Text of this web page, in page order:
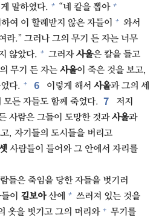
말하였다. + “네 칼을 뽑아 +
여 이 할례받지 않은 자들이 + 와서
라.” 그러나 그의 무기 든 자는 너무
않았다. + 그러자사울은 칼을 들고
무기 든 자는 사울이 죽은 것을 보고,
다. + 6⁠ 이렇게 해서 사울과 그의 세
모든 자들도 함께 죽었다. 7⁠
저지
사람은 그들이 도망한 것과사울과
, 자기들의 도시들을 버리고
사람들이 들어와 그 안에서 자리를
들은 죽임을 당한 자들을 벗기러
이 길보아산에 + 쓰러져 있는 것을
옷을 벗기고 그의 머리와 + 무기를